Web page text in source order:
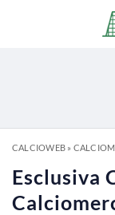
CALCIOWEB»
Esclusiva